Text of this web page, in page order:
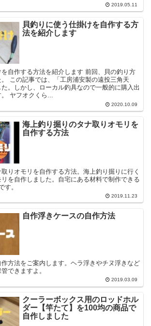
2019.05.11
貝釣りに使う仕掛けを自作する方
法を紹介します
自作する方法を紹介します 前回、貝の釣り方
この記事では、「工房浦安製の遠投三角天
。しかし、ローカル釣具なので一般的に購入出
ヤフオクくら...
2020.10.09
海上釣り掘りのタナ取りオモリを
自作する方法
りオモリを自作する方法。海上釣り掘りに行く
を自作しました。自宅にある材料で制作できる
す。
2019.11.23
自作浮きケースの自作方法
方法をご案内します。ヘラ浮きやチヌ浮きなど
できますよ。
2019.03.09
クーラーボックス用のロッドホル
ダー【竿たて】を100均の商品で
自作しました